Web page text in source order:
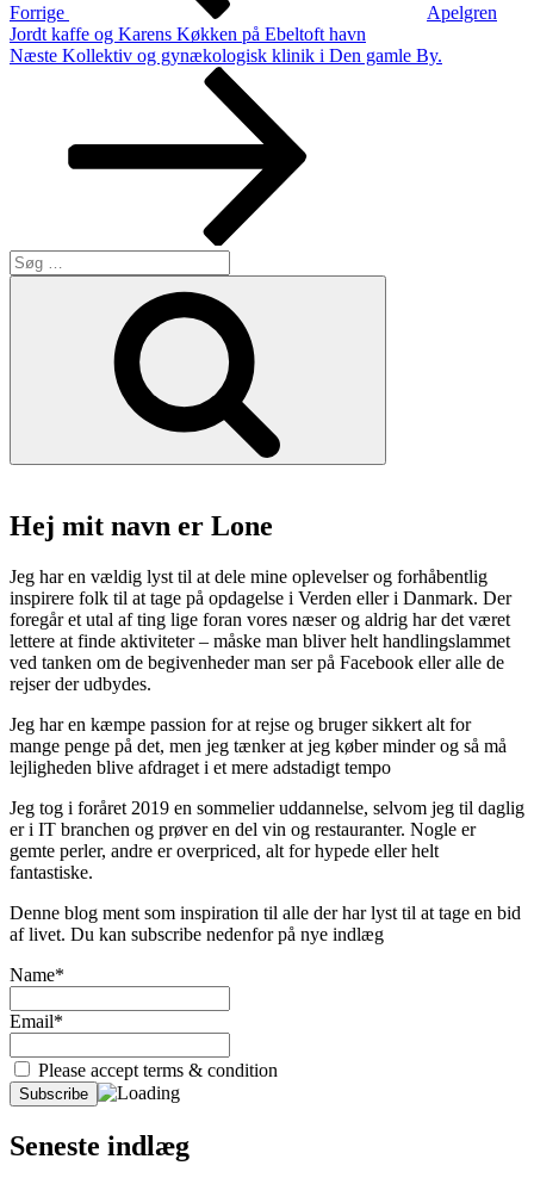
Forrige
Apelgren
Jordt kaffe og Karens Køkken på Ebeltoft havn
Næste
Næste Kollektiv og gynækologisk klinik i Den gamle By.
Søg
efter:
Hej mit navn er Lone
Jeg har en vældig lyst til at dele mine oplevelser og forhåbentlig
inspirere folk til at tage på opdagelse i Verden eller i Danmark. Der
foregår et utal af ting lige foran vores næser og aldrig har det været
lettere at finde aktiviteter – måske man bliver helt handlingslammet
ved tanken om de begivenheder man ser på Facebook eller alle de
rejser der udbydes.
Jeg har en kæmpe passion for at rejse og bruger sikkert alt for
mange penge på det, men jeg tænker at jeg køber minder og så må
lejligheden blive afdraget i et mere adstadigt tempo
Jeg tog i foråret 2019 en sommelier uddannelse, selvom jeg til daglig
er i IT branchen og prøver en del vin og restauranter. Nogle er
gemte perler, andre er overpriced, alt for hypede eller helt
fantastiske.
Denne blog ment som inspiration til alle der har lyst til at tage en bid
af livet. Du kan subscribe nedenfor på nye indlæg
Name*
Email*
Please accept terms & condition
Seneste indlæg